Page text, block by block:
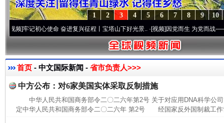
10
9
8
7
6
5
4
3
2
1
牢记初心使命 奋进复兴征程丨宝塔山下好光景..·[视频]因党而生 为党而战——百年“
首页 - 中文国际新闻 - 省市负责人>>>
中方公布：对6家美国实体采取反制措施
中华人民共和国商务部令二〇二六年第2号 关于对应用DNA科学公
定中华人民共和国商务部令二〇二六年 第2号 经国家反外国制裁工作